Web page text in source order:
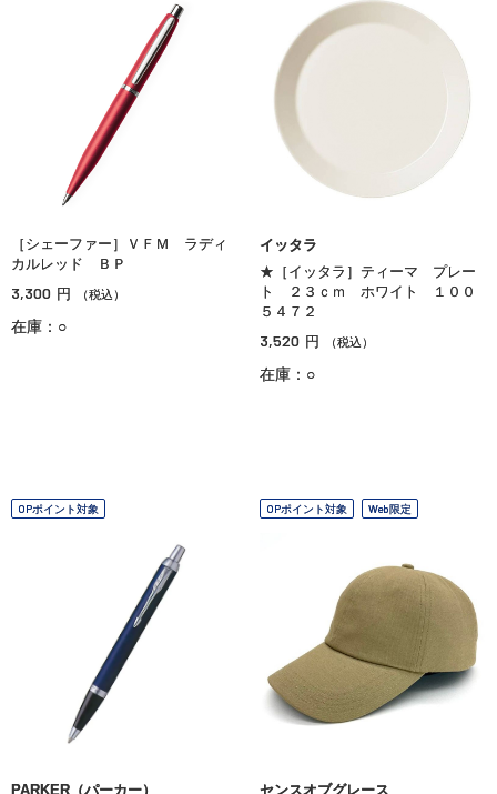
［シェーファー］ＶＦＭ ラディ
カルレッド ＢＰ
3,300 円 （税込）
在庫：○
イッタラ
★［イッタラ］ティーマ プレー
ト ２３ｃｍ ホワイト １００
５４７２
3,520 円 （税込）
在庫：○
OPポイント対象
PARKER（パーカー）
OPポイント対象 Web限定
センスオブグレース